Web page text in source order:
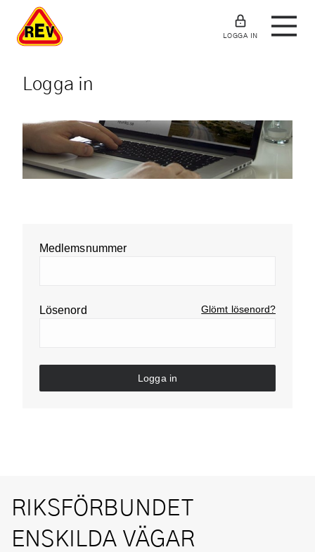
LOGGA IN
Logga in
Medlemsnummer
Lösenord Glömt lösenord?
Logga in
RIKSFÖRBUNDET
ENSKILDA VÄGAR